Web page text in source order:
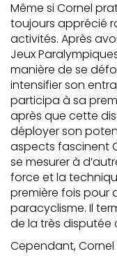
Même si Cornel
toujours apprécié
activités. Après
Jeux
manière de se
intensifier son
participa à sa
après que cette
déployer son
aspects fascinent
se mesurer à
force et la
première fois pour
paracyclisme. Il
de la très disputée
Cependant, Cornel